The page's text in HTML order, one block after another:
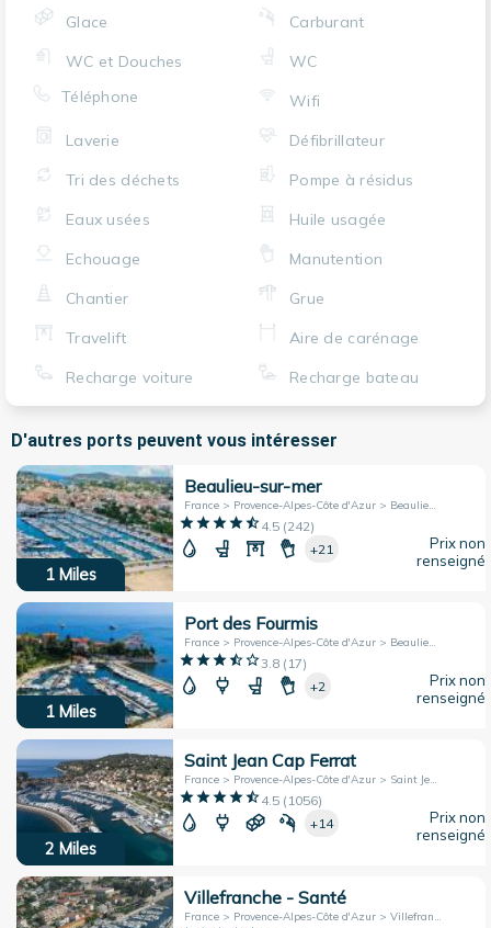
Glace
Carburant
WC et Douches
WC
Téléphone
Wifi
Laverie
Défibrillateur
Tri des déchets
Pompe à résidus
Eaux usées
Huile usagée
Echouage
Manutention
Chantier
Grue
Travelift
Aire de carénage
Recharge voiture
Recharge bateau
D'autres ports peuvent vous intéresser
1 Miles
Beaulieu-sur-mer
France > Provence-Alpes-Côte d'Azur > Beaulieu-sur-Mer
4.5(242)
+21
Prix non
renseigné
1 Miles
Port des Fourmis
France > Provence-Alpes-Côte d'Azur > Beaulieu-sur-Mer
3.8( 17)
+2
Prix non
renseigné
2 Miles
Saint Jean Cap Ferrat
France > Provence-Alpes-Côte d'Azur > Saint Jean Cap-Ferrat
4.5( 1056)
+14
Prix non
renseigné
Villefranche - Santé
France > Provence-Alpes-Côte d'Azur > Villefranche-sur-Mer